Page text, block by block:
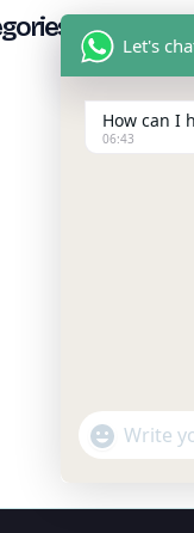
We
Let's
How can I
06:43
WhatsApp